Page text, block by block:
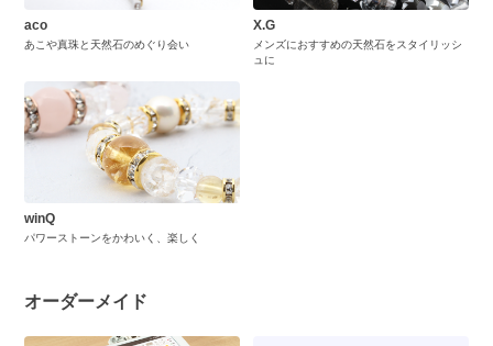
aco
あこや真珠と天然石のめぐり会い
X.G
メンズにおすすめの天然石をスタイリッシ
ュに
winQ
パワーストーンをかわいく、楽しく
オーダーメイド